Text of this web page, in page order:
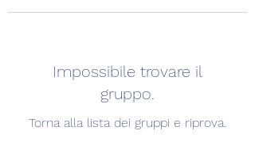
Impossibile trovare il
gruppo.
Torna alla lista dei gruppi e riprova.